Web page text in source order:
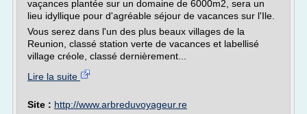
vaçances plantée sur un domaine de 6000m2, sera un
lieu idyllique pour d'agréable séjour de vacances sur l'Ile.
Vous serez dans l'un des plus beaux villages de la
Reunion, classé station verte de vacances et labellisé
village créole, classé dernièrement...
Lire la suite
Site : http://www.arbreduvoyageur.re